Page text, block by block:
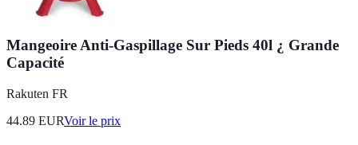
Mangeoire Anti-Gaspillage Sur Pieds 40l ¿ Grande
Capacité
Rakuten FR
44.89 EURVoir le prix